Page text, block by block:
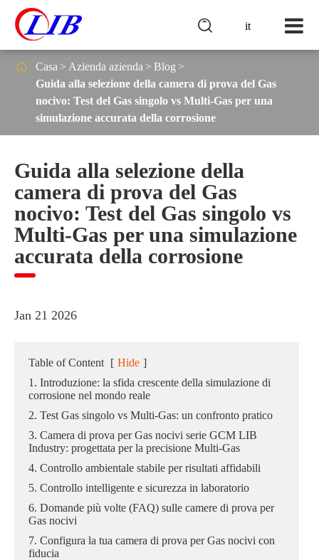
it

 Casa Azienda azienda
Blog
Guida alla selezione della camera di prova del Gas
nocivo: Test del Gas singolo vs Multi-Gas per una
simulazione accurata della corrosione
Guida alla selezione della
camera di prova del Gas
nocivo: Test del Gas singolo vs
Multi-Gas per una simulazione
accurata della corrosione
Jan 21 2026
Table of Content [ Hide ]
1. Introduzione: la sfida crescente della simulazione di
corrosione nel mondo reale
2. Test Gas singolo vs Multi-Gas: un confronto pratico
3. Camera di prova per Gas nocivi serie GCM LIB
Industry: progettata per la precisione Multi-Gas
4. Controllo ambientale stabile per risultati affidabili
5. Controllo intelligente e sicurezza in laboratorio
6. Domande più volte (FAQ) sulle camere di prova per
Gas nocivi
7. Configura la tua camera di prova per Gas nocivi con
fiducia